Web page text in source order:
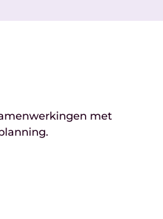
met